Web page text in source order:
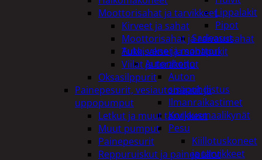
Lippalakit
Pipot
Sadeasut
Auto, vene ja moottori
Autonhoito
Auton
sisäpuhdistus
Ilmanraikastimet
Korjausmaalikynät
Pesu
Kiillotuskoneet
ja tarvikkeet
Moottorisahat ja tarvikkeet
Kirveet ja sahat
Moottorisahat ja raivaussahat
Tukkisakset ja sahapukit
Viilat ja teräketjut
Oksasilppurit
Painepesurit, vesiautomaatit ja
uppopumput
Letkut ja muut tarvikkeet
Muut pumput
Painepesurit
Reppuruiskut ja painepullot